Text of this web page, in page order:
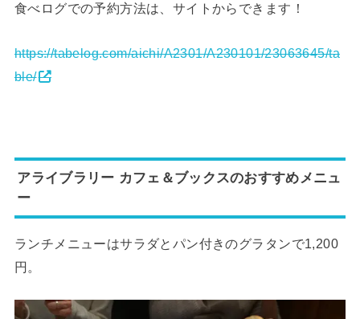
食べログでの予約方法は、サイトからできます！
https://tabelog.com/aichi/A2301/A230101/23063645/ta
ble/
アライブラリー カフェ＆ブックスのおすすめメニュ
ー
ランチメニューはサラダとパン付きのグラタンで1,200
円。